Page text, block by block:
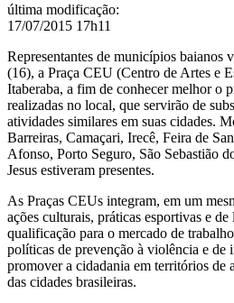
última modificação:
17/07/2015 17h11
Representantes de municípios baianos
(16), a Praça CEU (Centro de Artes e
Itaberaba, a fim de conhecer melhor o
realizadas no local, que servirão de
atividades similares em suas cidades.
Barreiras, Camaçari, Irecê, Feira de
Afonso, Porto Seguro, São Sebastião
Jesus estiveram presentes.
As Praças CEUs integram, em um
ações culturais, práticas esportivas e de
qualificação para o mercado de
políticas de prevenção à violência e de
promover a cidadania em territórios de
das cidades brasileiras.